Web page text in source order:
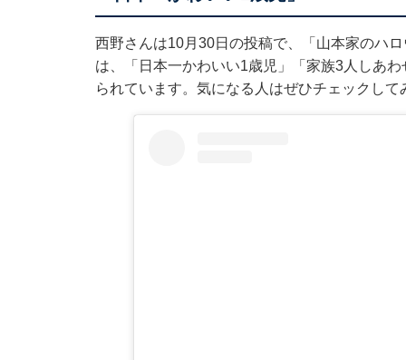
西野さんは10月30日の投稿で、「山本家のハ
は、「日本一かわいい1歳児」「家族3人しあ
られています。気になる人はぜひチェックして